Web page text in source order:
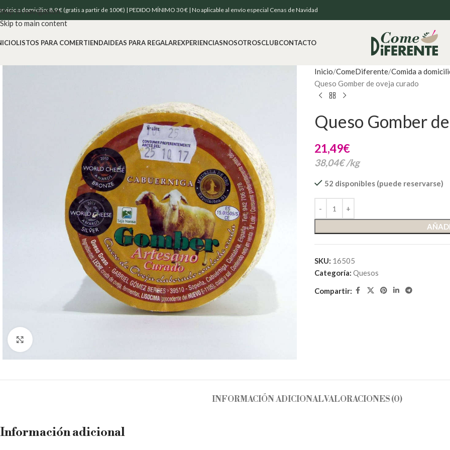
Skip to navigation
Skip to main content
a domicilio: 8.9 € (gratis a partir de 100€) | PEDIDO MÍNIMO 30 € | No aplicable al envío especial Cenas de Navidad
LISTOS PARA COMERTIENDAIDEAS PARA REGALAREXPERIENCIASNOSOTROSCLUBCONTACTO
Inicio ComeDiferente Comida a
Queso Gomber de oveja curado
Queso Gomber
21,49€
38,04€ /kg
52 disponibles (puede reservarse)
SKU: 16505
Categoría: Quesos
Compartir:
INFORMACIÓN ADICIONALVALORACIONES (0)
Información adicional